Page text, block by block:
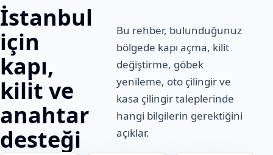
İstanbul
için
kapı,
kilit ve
anahtar
desteği
Bu rehber, bulunduğunuz
bölgede kapı açma, kilit
değiştirme, göbek
yenileme, oto çilingir ve
kasa çilingir taleplerinde
hangi bilgilerin gerektiğini
açıklar.